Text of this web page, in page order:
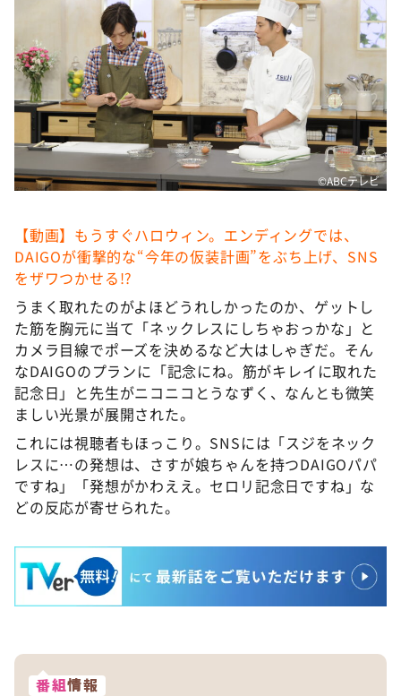
©️ABCテレビ
【動画】もうすぐハロウィン。エンディングでは、
DAIGOが衝撃的な“今年の仮装計画”をぶち上げ、SNS
をザワつかせる!?
うまく取れたのがよほどうれしかったのか、ゲットし
た筋を胸元に当て「ネックレスにしちゃおっかな」と
カメラ目線でポーズを決めるなど大はしゃぎだ。そん
なDAIGOのプランに「記念にね。筋がキレイに取れた
記念日」と先生がニコニコとうなずく、なんとも微笑
ましい光景が展開された。
これには視聴者もほっこり。SNSには「スジをネック
レスに…の発想は、さすが娘ちゃんを持つDAIGOパパ
ですね」「発想がかわええ。セロリ記念日ですね」な
どの反応が寄せられた。
番組情報